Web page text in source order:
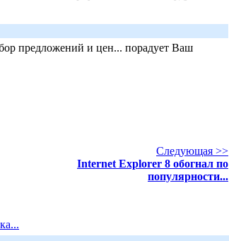
предложений и цен... порадует Ваш
Следующая >>
Internet Explorer 8 обогнал по
популярности...